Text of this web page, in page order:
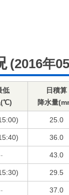
(2016年
低
(℃)
日積算
降水量
25.0
36.0
43.0
29.5
37.0